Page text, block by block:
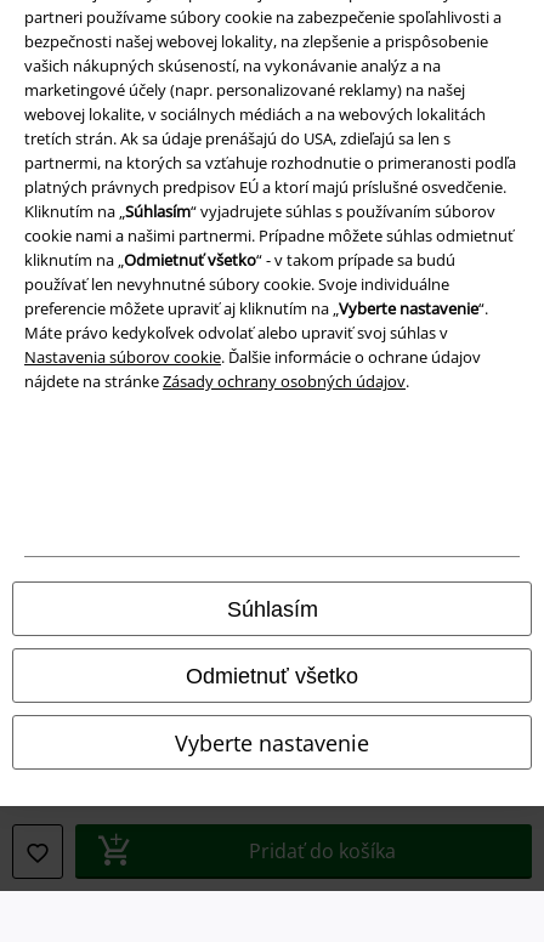
partneri používame súbory cookie na zabezpečenie spoľahlivosti a
bezpečnosti našej webovej lokality, na zlepšenie a prispôsobenie
vašich nákupných skúseností, na vykonávanie analýz a na
marketingové účely (napr. personalizované reklamy) na našej
webovej lokalite, v sociálnych médiách a na webových lokalitách
tretích strán. Ak sa údaje prenášajú do USA, zdieľajú sa len s
partnermi, na ktorých sa vzťahuje rozhodnutie o primeranosti podľa
platných právnych predpisov EÚ a ktorí majú príslušné osvedčenie.
Kliknutím na „Súhlasím“ vyjadrujete súhlas s používaním súborov
cookie nami a našimi partnermi. Prípadne môžete súhlas odmietnuť
kliknutím na „Odmietnuť všetko“ - v takom prípade sa budú
používať len nevyhnutné súbory cookie. Svoje individuálne
preferencie môžete upraviť aj kliknutím na „Vyberte nastavenie“.
Máte právo kedykoľvek odvolať alebo upraviť svoj súhlas v
Nastavenia súborov cookie. Ďalšie informácie o ochrane údajov
nájdete na stránkeZásady ochrany osobných údajov.
Súhlasím
Odmietnuť všetko
Vyberte nastavenie
Pridať do košíka
Právne informácie
Podmienky
Imprint
Ochrana osobných údajov
Všetky ceny sú vrátane DPH, bez poštovného a
© 1986-2026 EMP Merchandising
Naše online obchody
EMP International